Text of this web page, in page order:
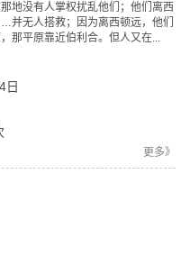
地没有人掌权扰乱他们；他们离西
无人搭救；因为离西顿远，他们
那平原靠近伯利合。但人又在...
日
更多》